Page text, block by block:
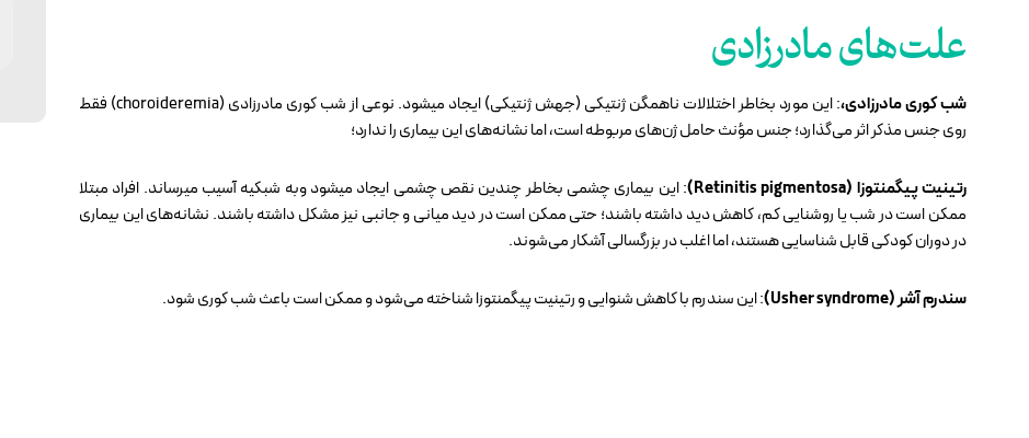
علت‌های مادرزادی
شب کوری مادرزادی،
: این مورد بخاطر اختلالات ناهمگن ژنتیکی (جهش ژنتیکی) ایجاد میشود. نوعی از شب کوری مادرزادی (choroideremia) فقط
روی جنس مذکر اثر می‌گذارد؛ جنس مؤنث حامل ژن‌های مربوطه است، اما نشانه‌های این بیماری را ندارد؛
رتینیت پیگمنتوزا (Retinitis pigmentosa)
: این بیماری چشمی بخاطر چندین نقص چشمی ایجاد میشود وبه شبکیه آسیب میرساند. افراد مبتلا
ممکن است در شب یا روشنایی کم، کاهش دید داشته باشند؛ حتی ممکن است در دید میانی و جانبی نیز مشکل داشته باشند. نشانه‌های این بیماری
در دوران کودکی قابل شناسایی هستند، اما اغلب در بزرگسالی آشکار می‌شوند.
سندرم آشر (Usher syndrome) : این سندرم با کاهش شنوایی و رتینیت پیگمنتوزا شناخته می‌شود و ممکن است باعث شب کوری شود.